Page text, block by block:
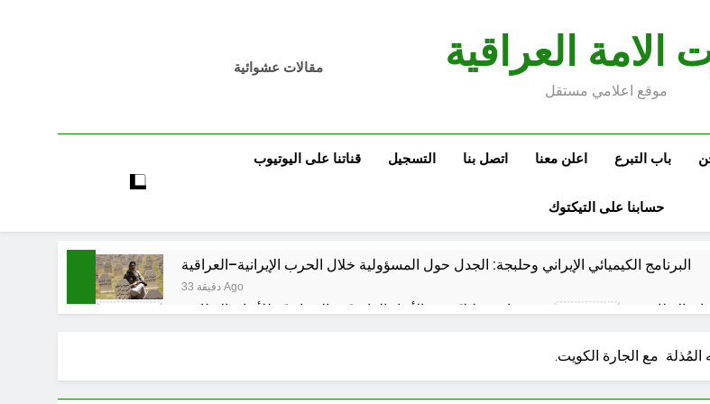
العراقية
موقع اعلامي مستقل
مقالات عشوائية
باب التبرع اعلن معنا اتصل بنا التسجيل قناتنا على اليوتيوب
حسابنا على التيكتوك
البرنامج الكيميائي الإيراني وحلبجة: الجدل حول المسؤولية خلال الحرب الإيرانية–العراقية
33 دقيقة Ago
قراءة تحليليّة في الأبعاد القانونيّة والسياسيّة للأتفاق الإطاري الإطاري
قيادة ثورة الإطار التسخيتي, من اصحاب الكساء الى المعصوبين الاثني عشر، حجج اللات
مجلس حسيني (الاستجابة للنصيحة)
المُذلة مع الجارة الكويت.